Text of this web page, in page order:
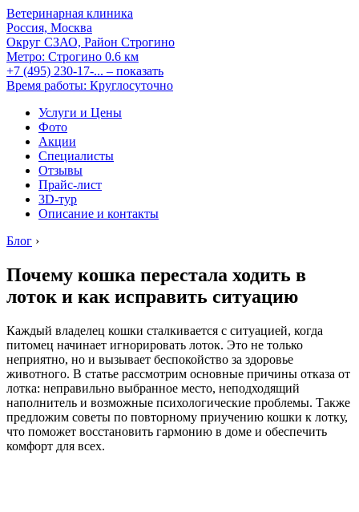
Ветеринарная клиника
Россия, Москва
Округ СЗАО, Район Строгино
Метро: Строгино 0.6 км
+7 (495) 230-17-... – показать
Время работы: Круглосуточно
Услуги и Цены
Фото
Акции
Специалисты
Отзывы
Прайс-лист
3D-тур
Описание и контакты
Блог ›
Почему кошка перестала ходить в
лоток и как исправить ситуацию
Каждый владелец кошки сталкивается с ситуацией, когда
питомец начинает игнорировать лоток. Это не только
неприятно, но и вызывает беспокойство за здоровье
животного. В статье рассмотрим основные причины отказа от
лотка: неправильно выбранное место, неподходящий
наполнитель и возможные психологические проблемы. Также
предложим советы по повторному приучению кошки к лотку,
что поможет восстановить гармонию в доме и обеспечить
комфорт для всех.